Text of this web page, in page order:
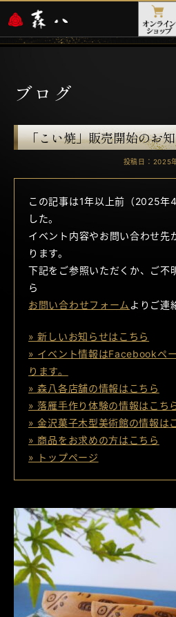
ブログ
「こい焼」販売開始のお
投稿日：2025
この記事は1年以上前（2025年
した。
イベント内容やお問い合わせ先
ります。
下記をご参照いただくか、ご不
ら
お問い合わせフォーム よりご連
» 新しいお知らせはこちら
» イベント情報はFacebookペ
ります。
» 森八各店舗の情報はこちら
» 落雁手作り体験の情報はこち
» 金沢菓子木型美術館の情報は
» 商品をお求めの方はこちら
» トップページ